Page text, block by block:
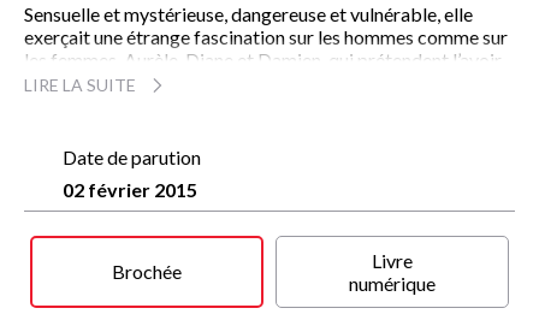
Sensuelle et mystérieuse, dangereuse et vulnérable, elle
exerçait une étrange fascination sur les hommes comme sur
les femmes. Aurèle, Diane et Damien, qui prétendent l’avoir
aimé, ne peuvent se résoudre à l’oublier.
Voyage intérieur, quête d’identité, le roman de Viktor Lazlo
retrace avec infiniment de sensibilité le destin d’une femme
écartelée entre deux cultures, meurtrie par l’éclat de la
LIRE LA SUITE
Date de parution
02 février 2015
Brochée
Livre
numérique